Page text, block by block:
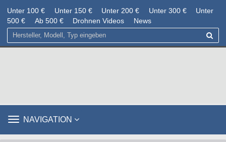
Unter 100 € Unter 150 € Unter 200 € Unter 300 €
Unter
500 €
Ab 500 € Drohnen Videos News
TOGGLE
NAVIGATION